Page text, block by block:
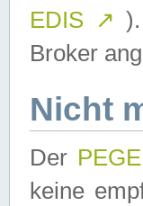
EDIS ↗
Broker
Nicht
Der
keine